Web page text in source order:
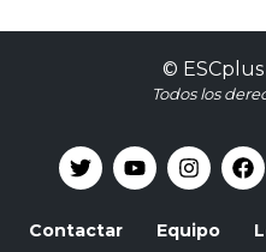
© ESCplus
Todos los
Contactar Equipo